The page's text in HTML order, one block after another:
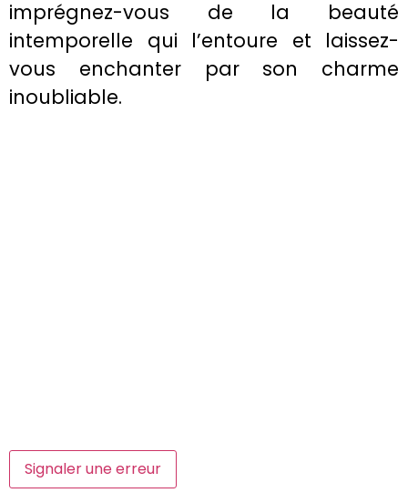
imprégnez-vous de la beauté
intemporelle qui l’entoure et laissez-
vous enchanter par son charme
inoubliable.
Signaler une erreur